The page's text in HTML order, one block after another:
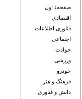
صفحهء اول
اقتصادی
فناوری اطلاعات
اجتماعی
حوادث
ورزشی
خودرو
فرهنگ و هنر
دانش و فناوری